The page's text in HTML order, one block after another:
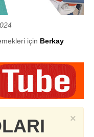
için Berkay
×